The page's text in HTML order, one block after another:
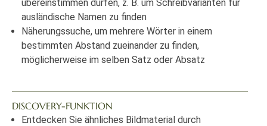
übereinstimmen dürfen, z. B. um Schreibvarianten für
ausländische Namen zu finden
Näherungssuche, um mehrere Wörter in einem
bestimmten Abstand zueinander zu finden,
möglicherweise im selben Satz oder Absatz
DISCOVERY-FUNKTION
Entdecken Sie ähnliches Bildmaterial durch